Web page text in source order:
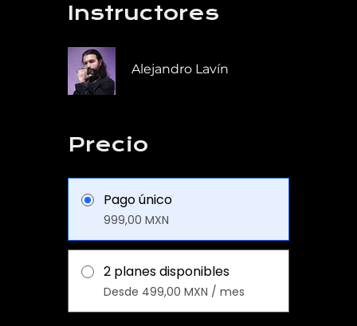
Instructores
Alejandro Lavín
Precio
Pago único
999,00 MXN
2 planes disponibles
Desde 499,00 MXN / mes